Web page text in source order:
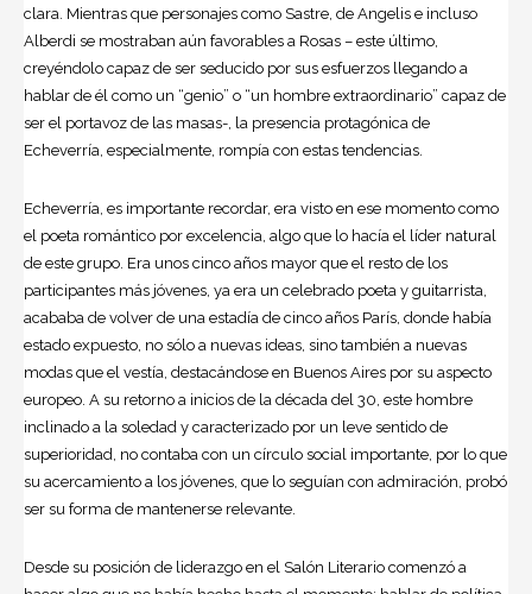
clara. Mientras que personajes como Sastre, de Angelis e incluso
Alberdi se mostraban aún favorables a Rosas – este último,
creyéndolo capaz de ser seducido por sus esfuerzos llegando a
hablar de él como un “genio” o “un hombre extraordinario” capaz de
ser el portavoz de las masas-, la presencia protagónica de
Echeverría, especialmente, rompía con estas tendencias.
Echeverría, es importante recordar, era visto en ese momento como
el poeta romántico por excelencia, algo que lo hacía el líder natural
de este grupo. Era unos cinco años mayor que el resto de los
participantes más jóvenes, ya era un celebrado poeta y guitarrista,
acababa de volver de una estadía de cinco años París, donde había
estado expuesto, no sólo a nuevas ideas, sino también a nuevas
modas que el vestía, destacándose en Buenos Aires por su aspecto
europeo. A su retorno a inicios de la década del 30, este hombre
inclinado a la soledad y caracterizado por un leve sentido de
superioridad, no contaba con un círculo social importante, por lo que
su acercamiento a los jóvenes, que lo seguían con admiración, probó
ser su forma de mantenerse relevante.
Desde su posición de liderazgo en el Salón Literario comenzó a